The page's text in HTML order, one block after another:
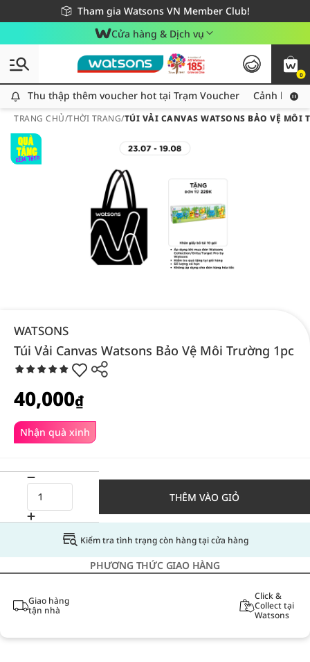
Tham gia Watsons VN Member Club!
Miễn phí giao hàng cho đơn hàng từ 249,000Đ
Giao hàng nhanh 24h - Áp dụng khu vực TP. Hồ Chí Minh
Cửa hàng & Dịch vụ
0
Thu thập thêm voucher hot tại Trạm Voucher
Thu thập thêm voucher hot tại Trạm Voucher Cảnh báo
TRANG CHỦ/THỜI TRANG/TÚI VẢI CANVAS WATSONS BẢO VỆ MÔI
WATSONS
Túi Vải Canvas Watsons Bảo Vệ Môi Trường 1pc
Nhận quà xinh
40,000₫
THÊM VÀO GIỎ
Kiểm tra tình trạng còn hàng tại cửa hàng
PHƯƠNG THỨC GIAO HÀNG
Giao hàng
tận nhà
Click &
Collect tại
Watsons